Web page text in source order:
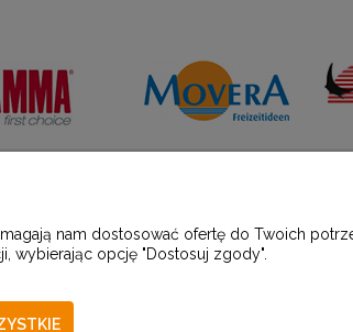
i koszty dostawy
nam dostosować ofertę do Twoich
wybierając opcję "Dostosuj zgody".